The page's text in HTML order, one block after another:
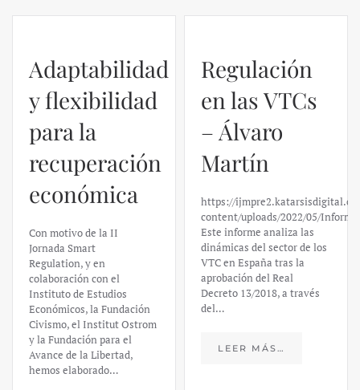
Adaptabilidad
y flexibilidad
para la
recuperación
económica
Con motivo de la II
Jornada Smart
Regulation, y en
colaboración con el
Instituto de Estudios
Económicos, la Fundación
Civismo, el Institut Ostrom
y la Fundación para el
Avance de la Libertad,
hemos elaborado…
Regulación
en las VTCs
– Álvaro
Martín
https://
content/uploads/2022/05/
Este informe analiza las
dinámicas del sector de los
VTC en España tras la
aprobación del Real
Decreto 13/2018, a través
del…
LEER MÁS…